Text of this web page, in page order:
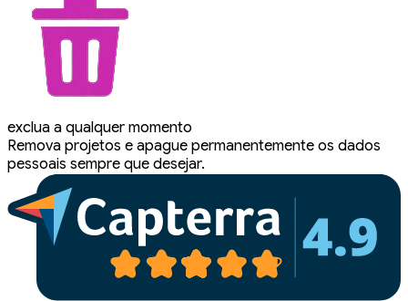
exclua a qualquer momento
Remova projetos e apague permanentemente os dados
pessoais sempre que desejar.